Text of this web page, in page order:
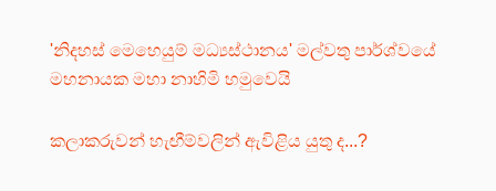
'නිදහස් මෙහෙයුම් මධ්‍යස්ථානය' මල්වතු පාර්ශ්වයේ
මහනායක මහා නාහිමි හමුවෙයි
කලාකරුවන් හැඟීම්වලින් ඇවිළිය යුතු ද...?